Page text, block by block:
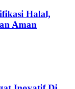
Halal,
Aman